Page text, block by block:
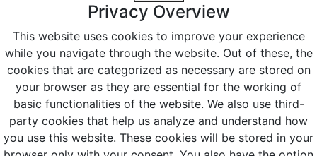
Privacy Overview
This website uses cookies to improve your experience
while you navigate through the website. Out of these, the
cookies that are categorized as necessary are stored on
your browser as they are essential for the working of
basic functionalities of the website. We also use third-
party cookies that help us analyze and understand how
you use this website. These cookies will be stored in your